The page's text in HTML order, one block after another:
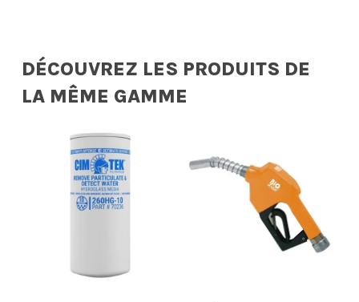
DÉCOUVREZ LES PRODUITS DE
LA MÊME GAMME